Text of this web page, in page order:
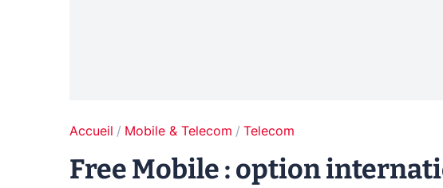
Accueil Mobile & Telecom Telecom
Free Mobile : option